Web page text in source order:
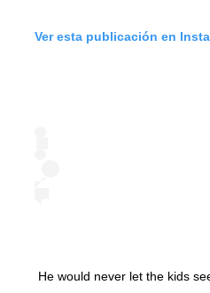
Ver esta publicación en
He would never let the kids